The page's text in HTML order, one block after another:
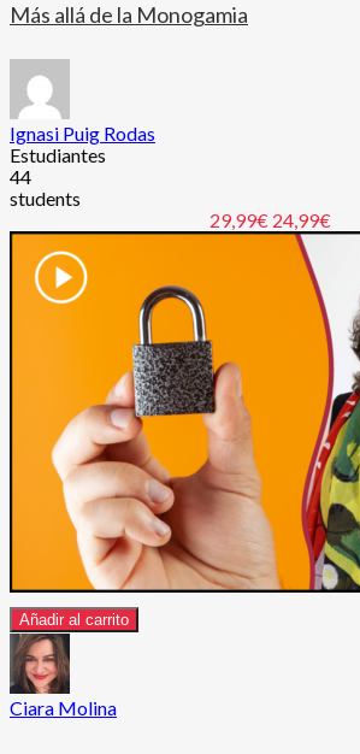
Más allá de la Monogamia
Ignasi Puig Rodas
Estudiantes
44
students
29,99€24,99€
Añadir al carrito
Ciara Molina